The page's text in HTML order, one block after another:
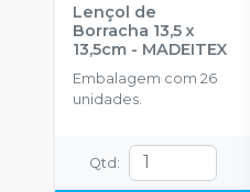
Lençol de
Borracha 13,5 x
13,5cm - MADEITEX
Embalagem com 26
unidades.
Qtd :